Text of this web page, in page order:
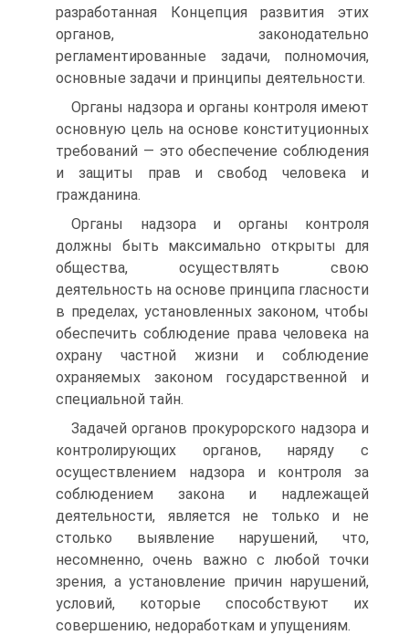
разработанная Концепция развития этих
органов, законодательно
регламентированные задачи, полномочия,
основные задачи и принципы деятельности.
Органы надзора и органы контроля имеют
основную цель на основе конституционных
требований — это обеспечение соблюдения
и защиты прав и свобод человека и
гражданина.
Органы надзора и органы контроля
должны быть максимально открыты для
общества, осуществлять свою
деятельность на основе принципа гласности
в пределах, установленных законом, чтобы
обеспечить соблюдение права человека на
охрану частной жизни и соблюдение
охраняемых законом государственной и
специальной тайн.
Задачей органов прокурорского надзора и
контролирующих органов, наряду с
осуществлением надзора и контроля за
соблюдением закона и надлежащей
деятельности, является не только и не
столько выявление нарушений, что,
несомненно, очень важно с любой точки
зрения, а установление причин нарушений,
условий, которые способствуют их
совершению, недоработкам и упущениям.